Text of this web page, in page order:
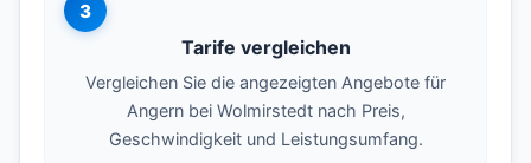
3
Tarife vergleichen
Vergleichen Sie die angezeigten Angebote für
Angern bei Wolmirstedt nach Preis,
Geschwindigkeit und Leistungsumfang.